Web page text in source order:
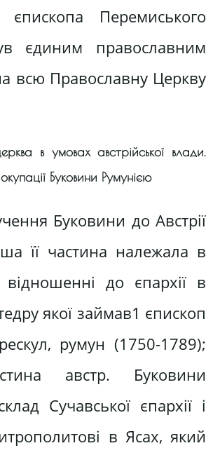
Перемиського
єдиним православним
всю Православну Церкву
в умовах австрійської влади.
Буковини Румунією
Буковини до Австрії
її частина належала в
до єпархії в
якої займав1 єпископ
румун (1750-1789);
австр. Буковини
Сучавської єпархії і
в Ясах, який